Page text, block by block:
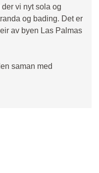
vi nyt sola og
og bading. Det er
av byen Las Palmas
saman med